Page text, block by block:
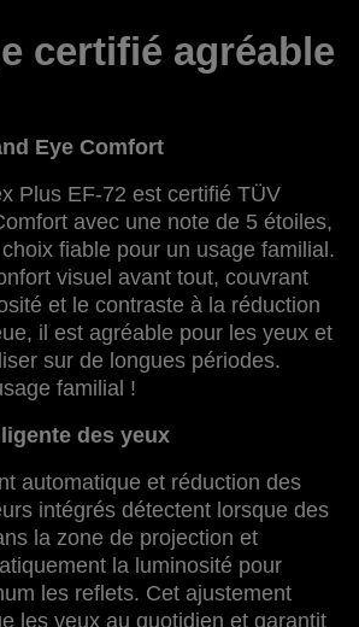
certifié agréable
Eye Comfort
Plus EF-72 est certifié TÜV
avec une note de 5 étoiles,
fiable pour un usage familial.
visuel avant tout, couvrant
et le contraste à la réduction
il est agréable pour les yeux et
sur de longues périodes.
familial !
des yeux
automatique et réduction des
intégrés détectent lorsque des
la zone de projection et
la luminosité pour
les reflets. Cet ajustement
les yeux au quotidien et garantit